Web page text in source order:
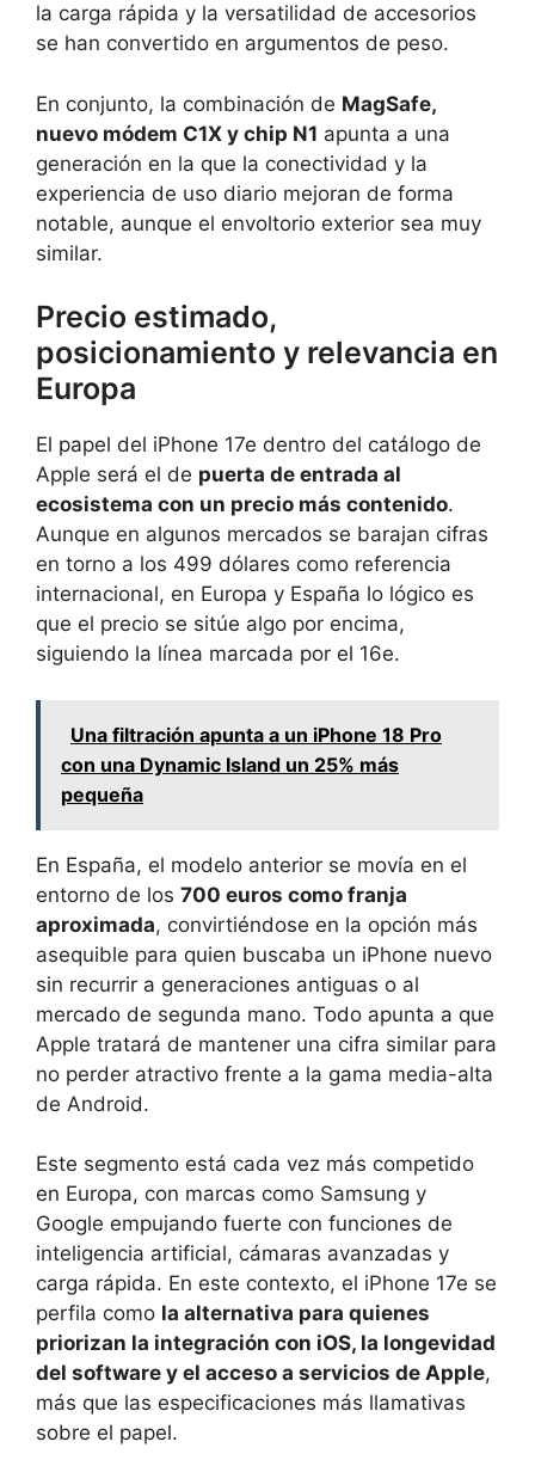
la carga rápida y la versatilidad de accesorios
se han convertido en argumentos de peso.
En conjunto, la combinación de MagSafe,
nuevo módem C1X y chip N1 apunta a una
generación en la que la conectividad y la
experiencia de uso diario mejoran de forma
notable, aunque el envoltorio exterior sea muy
similar.
Precio estimado,
posicionamiento y relevancia en
Europa
El papel del iPhone 17e dentro del catálogo de
Apple será el de puerta de entrada al
ecosistema con un precio más contenido.
Aunque en algunos mercados se barajan cifras
en torno a los 499 dólares como referencia
internacional, en Europa y España lo lógico es
que el precio se sitúe algo por encima,
siguiendo la línea marcada por el 16e.
Una filtración apunta a un iPhone 18 Pro
con una Dynamic Island un 25% más
pequeña
En España, el modelo anterior se movía en el
entorno de los 700 euros como franja
aproximada, convirtiéndose en la opción más
asequible para quien buscaba un iPhone nuevo
sin recurrir a generaciones antiguas o al
mercado de segunda mano. Todo apunta a que
Apple tratará de mantener una cifra similar para
no perder atractivo frente a la gama media-alta
de Android.
Este segmento está cada vez más competido
en Europa, con marcas como Samsung y
Google empujando fuerte con funciones de
inteligencia artificial, cámaras avanzadas y
carga rápida. En este contexto, el iPhone 17e se
perfila como la alternativa para quienes
priorizan la integración con iOS, la longevidad
del software y el acceso a servicios de Apple,
más que las especificaciones más llamativas
sobre el papel.